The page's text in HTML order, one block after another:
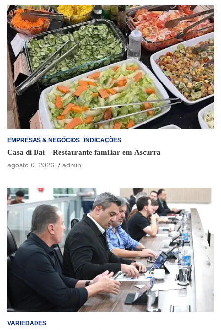
EMPRESAS & NEGÓCIOS INDICAÇÕES
Casa di Dai – Restaurante familiar em Ascurra
agosto 6, 2026
admin
VARIEDADES